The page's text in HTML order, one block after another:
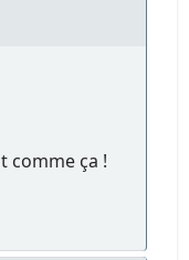
comme ça !